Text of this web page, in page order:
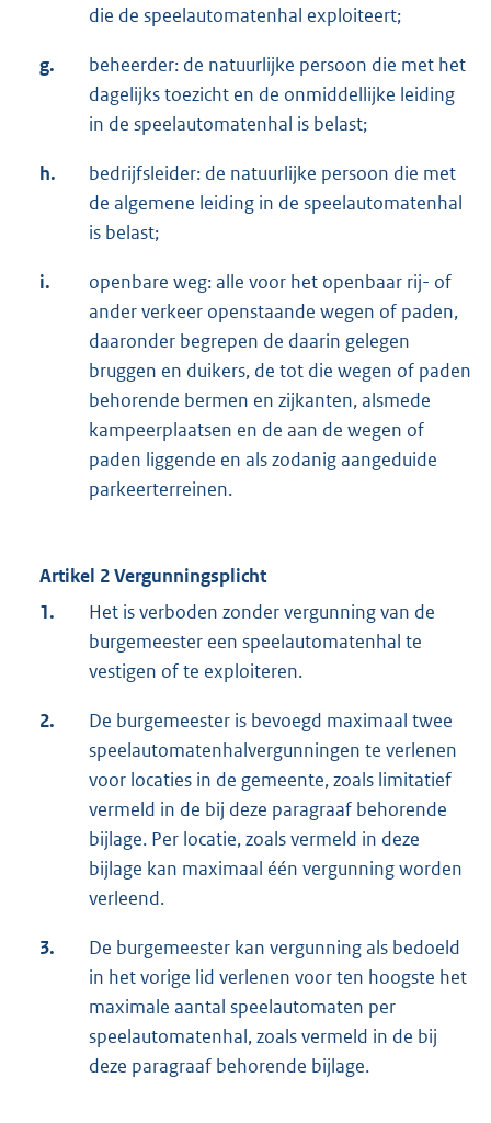
die de speelautomatenhal exploiteert;
g.
beheerder: de natuurlijke persoon die met het
dagelijks toezicht en de onmiddellijke leiding
in de speelautomatenhal is belast;
h.
bedrijfsleider: de natuurlijke persoon die met
de algemene leiding in de speelautomatenhal
is belast;
i.
openbare weg: alle voor het openbaar rij- of
ander verkeer openstaande wegen of paden,
daaronder begrepen de daarin gelegen
bruggen en duikers, de tot die wegen of paden
behorende bermen en zijkanten, alsmede
kampeerplaatsen en de aan de wegen of
paden liggende en als zodanig aangeduide
parkeerterreinen.
Artikel 2 Vergunningsplicht
1.
Het is verboden zonder vergunning van de
burgemeester een speelautomatenhal te
vestigen of te exploiteren.
2.
De burgemeester is bevoegd maximaal twee
speelautomatenhalvergunningen te verlenen
voor locaties in de gemeente, zoals limitatief
vermeld in de bij deze paragraaf behorende
bijlage. Per locatie, zoals vermeld in deze
bijlage kan maximaal één vergunning worden
verleend.
3.
De burgemeester kan vergunning als bedoeld
in het vorige lid verlenen voor ten hoogste het
maximale aantal speelautomaten per
speelautomatenhal, zoals vermeld in de bij
deze paragraaf behorende bijlage.